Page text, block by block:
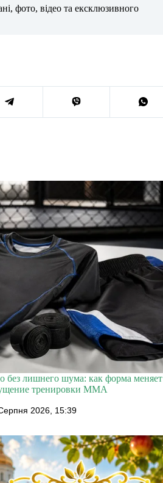
фото, відео та ексклюзивного
без лишнего шума: как форма меняет
тренировки ММА
2026, 15:39